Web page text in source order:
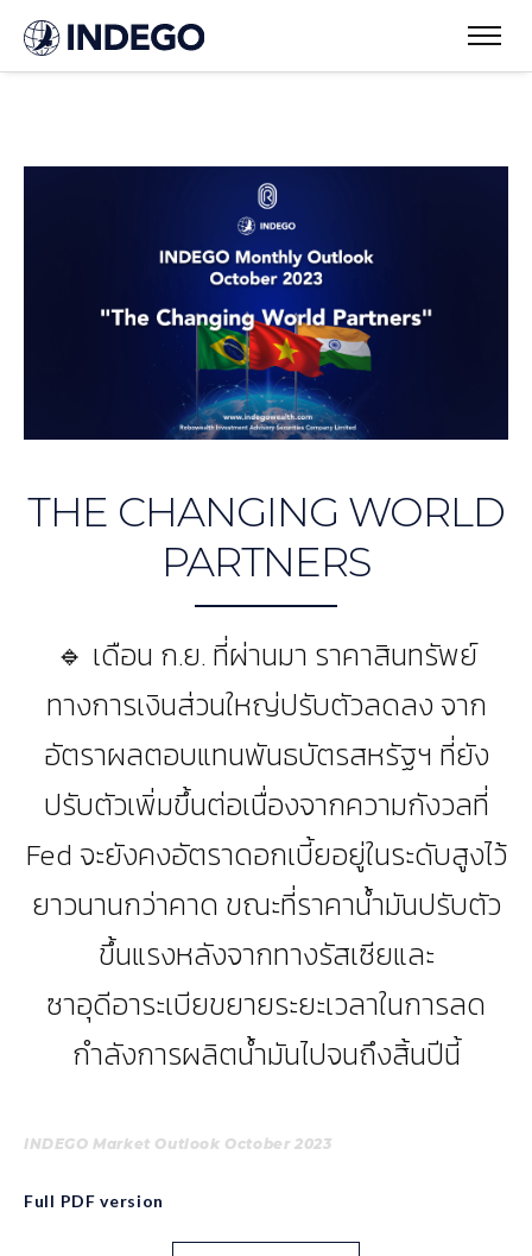
THE CHANGING WORLD
PARTNERS
🔹 เดือน ก.ย. ที่ผ่านมา ราคาสินทรัพย์
ทางการเงินส่วนใหญ่ปรับตัวลดลง จาก
อัตราผลตอบแทนพันธบัตรสหรัฐฯ ที่ยัง
ปรับตัวเพิ่มขึ้นต่อเนื่องจากความกังวลที่
Fed จะยังคงอัตราดอกเบี้ยอยู่ในระดับสูงไว้
ยาวนานกว่าคาด ขณะที่ราคาน้ำมันปรับตัว
ขึ้นแรงหลังจากทางรัสเซียและ
ซาอุดีอาระเบียขยายระยะเวลาในการลด
กำลังการผลิตน้ำมันไปจนถึงสิ้นปีนี้
INDEGO Market Outlook October 2023
Full PDF version